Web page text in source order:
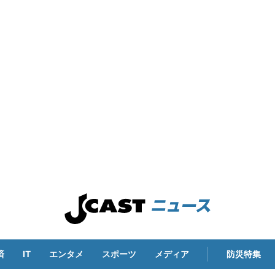
IT エンタメ スポーツ メディア 防災特集